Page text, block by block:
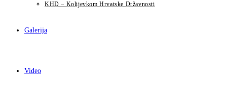
KHD – Kolijevkom Hrvatske Državnosti
Galerija
Video